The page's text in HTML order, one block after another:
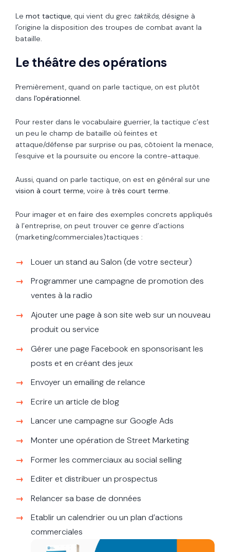
Le mot tactique, qui vient du grec taktikós, désigne à
l'origine la disposition des troupes de combat avant la
bataille.
Le théâtre des opérations
Premièrement, quand on parle tactique, on est plutôt
dans l'opérationnel.
Pour rester dans le vocabulaire guerrier, la tactique c’est
un peu le champ de bataille où feintes et
attaque/défense par surprise ou pas, côtoient la menace,
l'esquive et la poursuite ou encore la contre-attaque.
Aussi, quand on parle tactique, on est en général sur une
vision à court terme, voire à très court terme.
Pour imager et en faire des exemples concrets appliqués
à l’entreprise, on peut trouver ce genre d’actions
(marketing/commerciales)tactiques :
Louer un stand au Salon (de votre secteur)
Programmer une campagne de promotion des
ventes à la radio
Ajouter une page à son site web sur un nouveau
produit ou service
Gérer une page Facebook en sponsorisant les
posts et en créant des jeux
Envoyer un emailing de relance
Ecrire un article de blog
Lancer une campagne sur Google Ads
Monter une opération de Street Marketing
Former les commerciaux au social selling
Editer et distribuer un prospectus
Relancer sa base de données
Etablir un calendrier ou un plan d’actions
commerciales